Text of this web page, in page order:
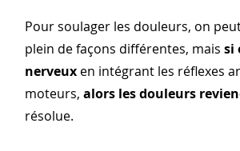
Pour soulager les douleurs, on
plein de façons différentes, mais si
nerveuxen intégrant les réflexes
moteurs, alors les douleurs
résolue.